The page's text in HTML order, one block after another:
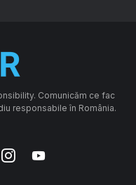
Comunicăm ce fac
responsabile în România.